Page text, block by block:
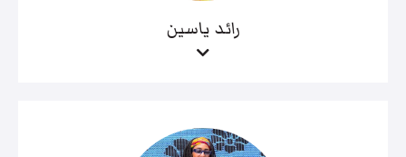
رائد ياسين